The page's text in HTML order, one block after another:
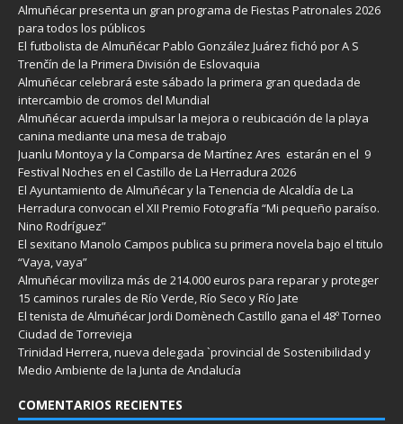
Almuñécar presenta un gran programa de Fiestas Patronales 2026
para todos los públicos
El futbolista de Almuñécar Pablo González Juárez fichó por A S
Trenčín de la Primera División de Eslovaquia
Almuñécar celebrará este sábado la primera gran quedada de
intercambio de cromos del Mundial
Almuñécar acuerda impulsar la mejora o reubicación de la playa
canina mediante una mesa de trabajo
Juanlu Montoya y la Comparsa de Martínez Ares estarán en el 9
Festival Noches en el Castillo de La Herradura 2026
El Ayuntamiento de Almuñécar y la Tenencia de Alcaldía de La
Herradura convocan el XII Premio Fotografía “Mi pequeño paraíso.
Nino Rodríguez”
El sexitano Manolo Campos publica su primera novela bajo el titulo
“Vaya, vaya”
Almuñécar moviliza más de 214.000 euros para reparar y proteger
15 caminos rurales de Río Verde, Río Seco y Río Jate
El tenista de Almuñécar Jordi Domènech Castillo gana el 48º Torneo
Ciudad de Torrevieja
Trinidad Herrera, nueva delegada `provincial de Sostenibilidad y
Medio Ambiente de la Junta de Andalucía
COMENTARIOS RECIENTES